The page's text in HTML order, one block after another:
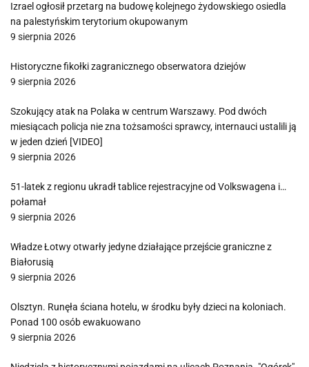
Izrael ogłosił przetarg na budowę kolejnego żydowskiego osiedla
na palestyńskim terytorium okupowanym
9 sierpnia 2026
Historyczne fikołki zagranicznego obserwatora dziejów
9 sierpnia 2026
Szokujący atak na Polaka w centrum Warszawy. Pod dwóch
miesiącach policja nie zna tożsamości sprawcy, internauci ustalili ją
w jeden dzień [VIDEO]
9 sierpnia 2026
51-latek z regionu ukradł tablice rejestracyjne od Volkswagena i…
połamał
9 sierpnia 2026
Władze Łotwy otwarły jedyne działające przejście graniczne z
Białorusią
9 sierpnia 2026
Olsztyn. Runęła ściana hotelu, w środku były dzieci na koloniach.
Ponad 100 osób ewakuowano
9 sierpnia 2026